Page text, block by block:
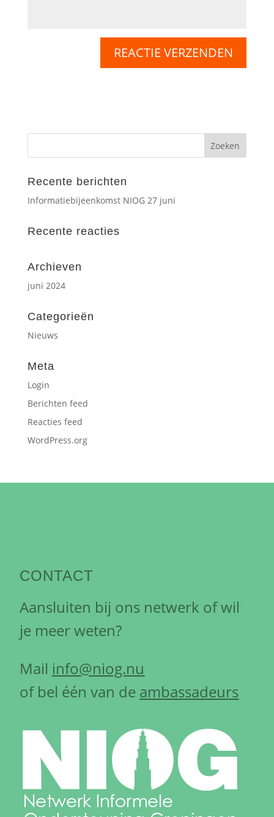
Recente berichten
Informatiebijeenkomst NIOG 27 juni
Recente reacties
Archieven
juni 2024
Categorieën
Nieuws
Meta
Login
Berichten feed
Reacties feed
WordPress.org
CONTACT
Aansluiten bij ons netwerk of wil
je meer weten?
Mail info@niog.nu
of bel één van de ambassadeurs